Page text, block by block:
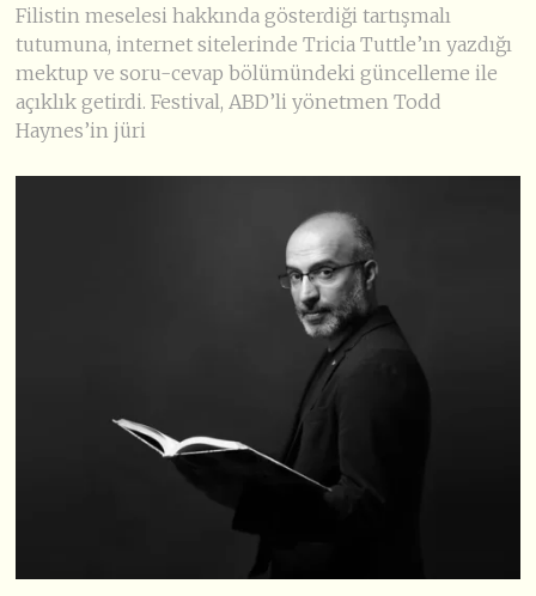
Filistin meselesi hakkında gösterdiği tartışmalı
tutumuna, internet sitelerinde Tricia Tuttle’ın yazdığı
mektup ve soru-cevap bölümündeki güncelleme ile
açıklık getirdi. Festival, ABD’li yönetmen Todd
Haynes’in jüri